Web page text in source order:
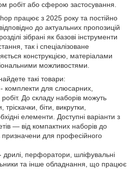
робіт або сферою застосування.
працює з 2025 року та постійно
до актуальних пропозицій
зібрані як базові інструменти
так і спеціалізоване
конструкцією, матеріалами
можливостями.
такі товари:
комплекти для слюсарних,
До складу наборів можуть
біти, викрутки,
елементи. Доступні варіанти з
— від компактних наборів до
призначени для професійного
дрилі, перфоратори, шліфувальні
та інше обладнання, що працює